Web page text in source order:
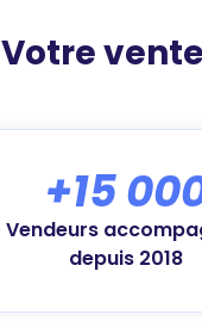
Votre
+15
Vendeurs
depuis 2018